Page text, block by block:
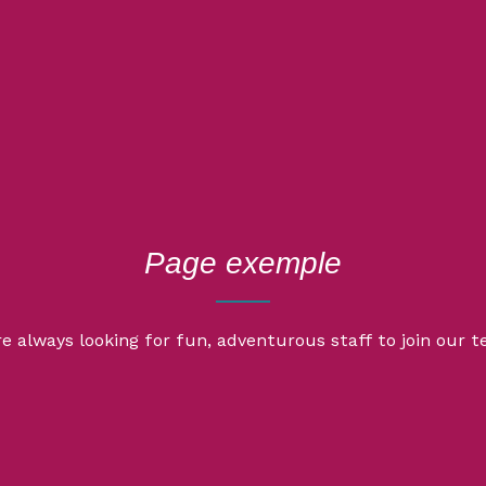
Page exemple
always looking for fun, adventurous staff to join our